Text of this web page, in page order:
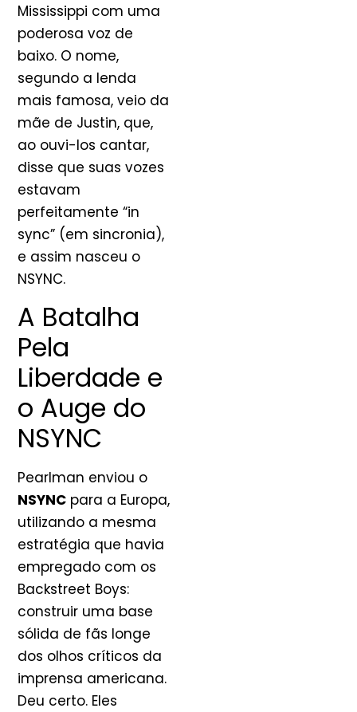
Mississippi com uma
poderosa voz de
baixo. O nome,
segundo a lenda
mais famosa, veio da
mãe de Justin, que,
ao ouvi-los cantar,
disse que suas vozes
estavam
perfeitamente “in
sync” (em sincronia),
e assim nasceu o
NSYNC.
A Batalha
Pela
Liberdade e
o Auge do
NSYNC
Pearlman enviou o
NSYNC para a Europa,
utilizando a mesma
estratégia que havia
empregado com os
Backstreet Boys:
construir uma base
sólida de fãs longe
dos olhos críticos da
imprensa americana.
Deu certo. Eles